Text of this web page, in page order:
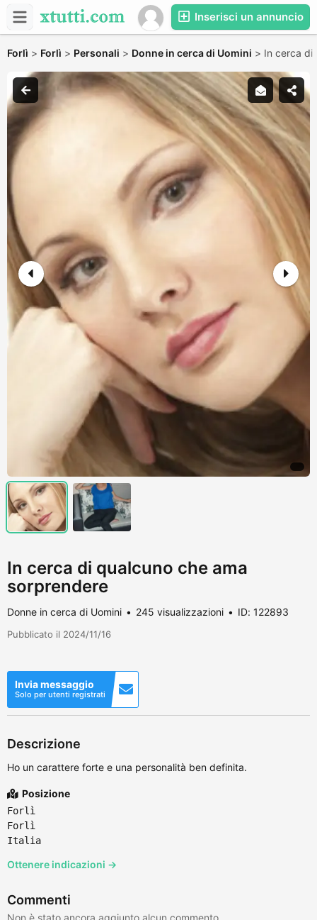
Inserisci un annuncio
Forlì > Forlì > Personali > Donne in cerca di Uomini > In cerca di
In cerca di qualcuno che ama
sorprendere
Donne in cerca di Uomini 245 visualizzazioni ID: 122893
Pubblicato il 2024/11/16
Invia messaggio
Solo per utenti registrati
Descrizione
Ho un carattere forte e una personalità ben definita.
Posizione
Forlì
Forlì
Italia
Ottenere indicazioni →
Commenti
Non è stato ancora aggiunto alcun commento